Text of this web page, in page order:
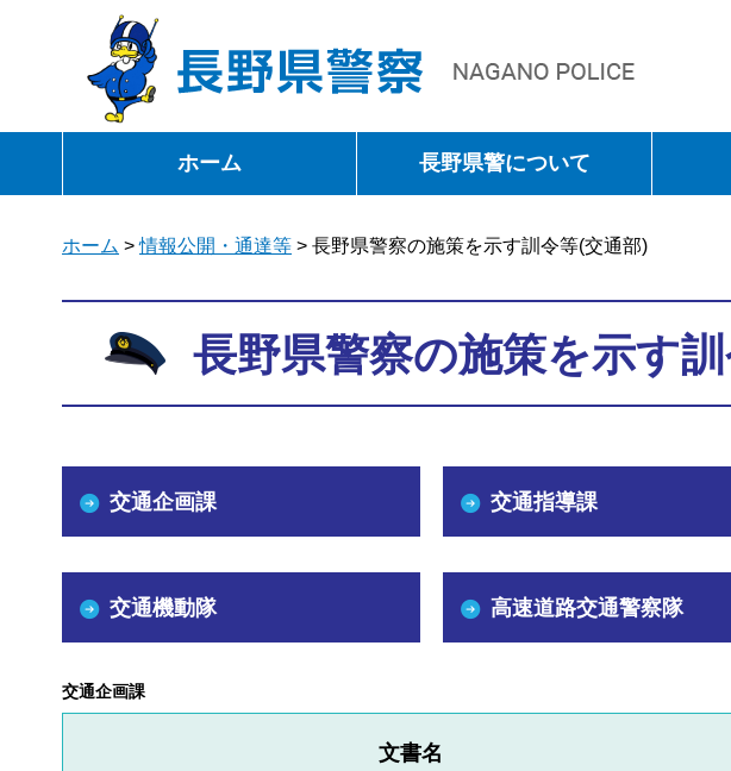
長野県警察
ホーム 長野県警について
ホーム >情報公開・通達等 > 長野県警察の施策を示す訓令等(交通部)
長野県警察の施策を示す
交通企画課
交通機動隊
交通指導課
高速道路交通警察隊
交通企画課
文書名